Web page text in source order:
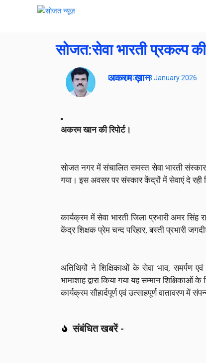
सोजत:सेवा भारती प्रकल्प
अकरम ख़ान
Publish On:18 January 2026
अकरम खान की रिपोर्ट।
सोजत नगर में संचालित समस्त सेवा भारती संस्कार
गया। इस अवसर पर संस्कार केंद्रों में सेवाएं दे रही
कार्यक्रम में सेवा भारती जिला प्रभारी अमर
केंद्र शिक्षक प्रेम चन्द परिहार, बस्ती प्रभारी
अतिथियों ने शिक्षिकाओं के सेवा भाव, समर्पण
भामाशाह द्वारा किया गया यह सम्मान शिक्षिकाओं
कार्यक्रम सौहार्दपूर्ण एवं उत्साहपूर्ण वातावरण में
संबंधित खबरें -